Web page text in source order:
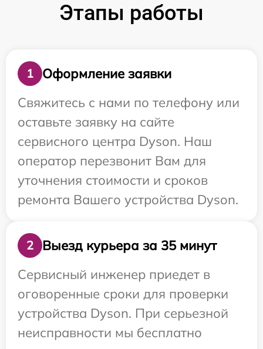
Этапы работы
1
Оформление заявки
Свяжитесь с нами по телефону или
оставьте заявку на сайте
сервисного центра Dyson. Наш
оператор перезвонит Вам для
уточнения стоимости и сроков
ремонта Вашего устройства Dyson.
2
Выезд курьера за 35 минут
Сервисный инженер приедет в
оговоренные сроки для проверки
устройства Dyson. При серьезной
неисправности мы бесплатно